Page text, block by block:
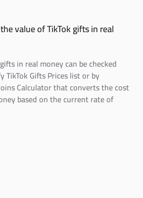
value of TikTok gifts in real
in real money can be checked
TikTok Gifts Prices list or by
Calculator that converts the cost
based on the current rate of